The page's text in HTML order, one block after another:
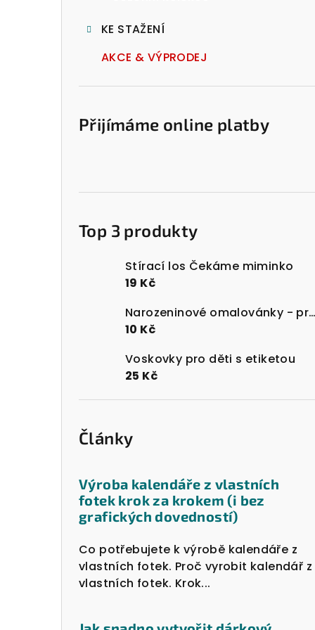
KE STAŽENÍ
AKCE & VÝPRODEJ
Přijímáme online platby
Top 3 produkty
Stírací los Čekáme miminko
19 Kč
Narozeninové omalovánky - prostírání
10 Kč
Voskovky pro děti s etiketou
25 Kč
Články
Výroba kalendáře z vlastních
fotek krok za krokem (i bez
grafických dovedností)
Co potřebujete k výrobě kalendáře z
vlastních fotek. Proč vyrobit kalendář z
vlastních fotek. Krok...